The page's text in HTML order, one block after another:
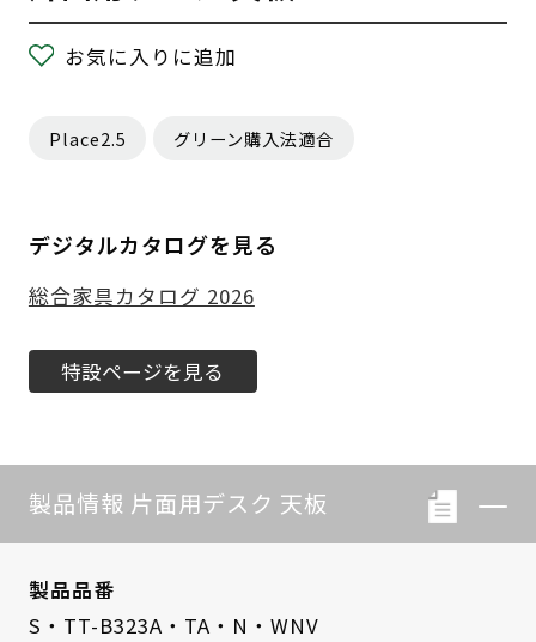
お気に入りに追加
Place2.5 グリーン購入法適合
デジタルカタログを見る
総合家具カタログ 2026
特設ページを見る
製品情報 片面用デスク 天板
製品品番
S・TT-B323A・TA・N・WNV